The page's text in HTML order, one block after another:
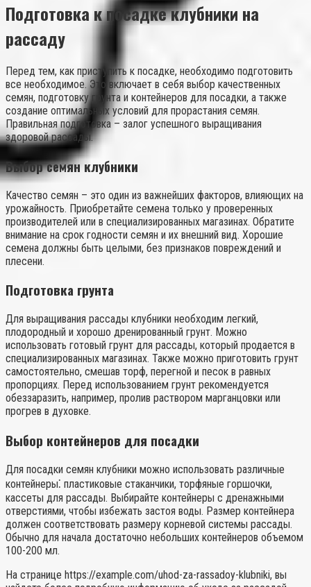
Подготовка к посадке клубники на
рассаду
Перед тем, как приступить к посадке, необходимо подготовить
все необходимое. Это включает в себя выбор качественных
семян, подготовку грунта и контейнеров для посадки, а также
создание оптимальных условий для прорастания семян.
Правильная подготовка – залог успешного выращивания
здоровой рассады.
Выбор семян клубники
Качество семян – это один из важнейших факторов, влияющих на
урожайность. Приобретайте семена только у проверенных
производителей или в специализированных магазинах. Обратите
внимание на срок годности семян и их внешний вид. Хорошие
семена должны быть целыми, без признаков повреждений и
плесени.
Подготовка грунта
Для выращивания рассады клубники необходим легкий,
плодородный и хорошо дренированный грунт. Можно
использовать готовый грунт для рассады, который продается в
специализированных магазинах. Также можно приготовить грунт
самостоятельно, смешав торф, перегной и песок в равных
пропорциях. Перед использованием грунт рекомендуется
обеззаразить, например, пролив раствором марганцовки или
прогрев в духовке.
Выбор контейнеров для посадки
Для посадки семян клубники можно использовать различные
контейнеры⁚ пластиковые стаканчики, торфяные горшочки,
кассеты для рассады. Выбирайте контейнеры с дренажными
отверстиями, чтобы избежать застоя воды. Размер контейнера
должен соответствовать размеру корневой системы рассады.
Обычно для начала достаточно небольших контейнеров объемом
100-200 мл.
На странице https://example.com/uhod-za-rassadoy-klubniki, вы